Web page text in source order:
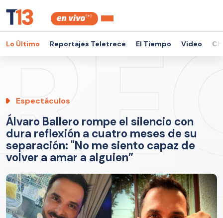
Lo Último Reportajes Teletrece El Tiempo Video
Espectáculos
Álvaro Ballero rompe el silencio con
dura reflexión a cuatro meses de su
separación: "No me siento capaz de
volver a amar a alguien”